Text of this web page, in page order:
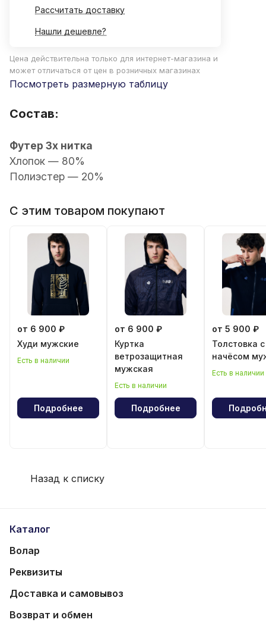
Рассчитать доставку
Нашли дешевле?
Цена действительна только для интернет-магазина и
может отличаться от цен в розничных магазинах
Посмотреть размерную таблицу
Состав:
Футер 3х нитка
Хлопок — 80%
Полиэстер — 20%
С этим товаром покупают
от 6 900 ₽
Худи мужские
Есть в наличии
Подробнее
от 6 900 ₽
Куртка
ветрозащитная
мужская
Есть в наличии
Подробнее
от 5 900 ₽
Толстовка с
начёсом
Есть в наличии
Назад к списку
Каталог
Волар
Реквизиты
Доставка и самовывоз
Возврат и обмен